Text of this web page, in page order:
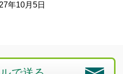
年10月5日